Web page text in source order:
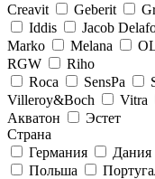
Creavit
Geberit
Iddis
Jacob
Marko
Melana
RGW
Riho
Roca
SensPa
Villeroy&Boсh
Vitra
Акватон
Эстет
Страна
Германия
Дания
Польша